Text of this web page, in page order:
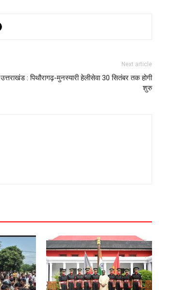
Next article
उत्तराखंड : पिथौरागढ़-मुनस्यारी हेलीसेवा 30 सितंबर तक होगी
शुरु